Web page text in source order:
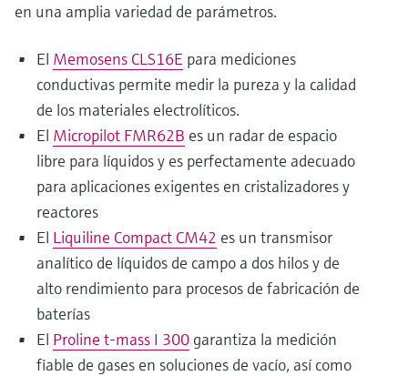
en una amplia variedad de parámetros.
El Memosens CLS16E para mediciones
conductivas permite medir la pureza y la calidad
de los materiales electrolíticos.
El Micropilot FMR62B es un radar de espacio
libre para líquidos y es perfectamente adecuado
para aplicaciones exigentes en cristalizadores y
reactores
El Liquiline Compact CM42 es un transmisor
analítico de líquidos de campo a dos hilos y de
alto rendimiento para procesos de fabricación de
baterías
El Proline t-mass I 300 garantiza la medición
fiable de gases en soluciones de vacío, así como